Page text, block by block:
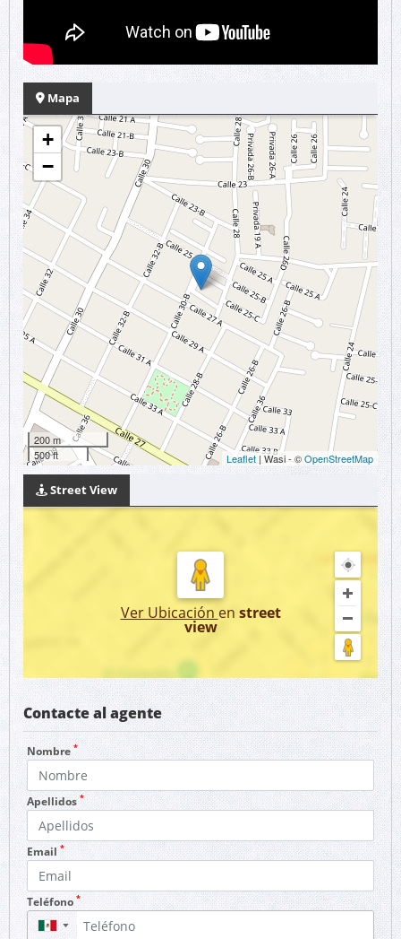
Mapa
+
−
200 m
500 ft
Leaflet | Wasi - ©OpenStreetMap
Street View
Ver Ubicación en street
view
Contacte al agente
Nombre*
Apellidos *
Email *
Teléfono *
▼